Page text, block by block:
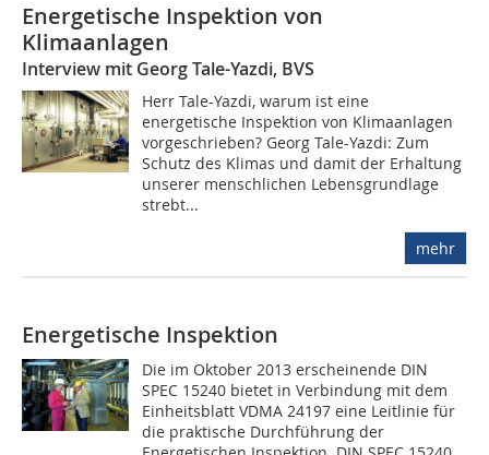
Energetische Inspektion von
Klimaanlagen
Interview mit Georg Tale-Yazdi, BVS
Herr Tale-Yazdi, warum ist eine
energetische Inspektion von Klimaanlagen
vorgeschrieben? Georg Tale-Yazdi: Zum
Schutz des Klimas und damit der Erhaltung
unserer menschlichen Lebensgrundlage
strebt...
mehr
Energetische Inspektion
Die im Oktober 2013 erscheinende DIN
SPEC 15240 bietet in Verbindung mit dem
Einheitsblatt VDMA 24197 eine Leitlinie für
die praktische Durchführung der